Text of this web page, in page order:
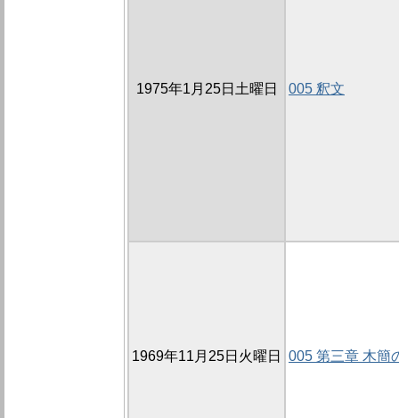
1975年1月25日土曜日 005 釈文
1969年11月25日火曜日 005 第三章 木簡